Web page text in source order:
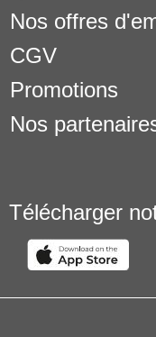
Nos offres
CGV
Promotions
Nos
Télécharger